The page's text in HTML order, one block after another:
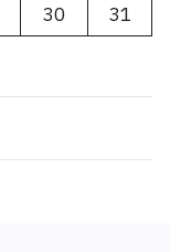
30 31